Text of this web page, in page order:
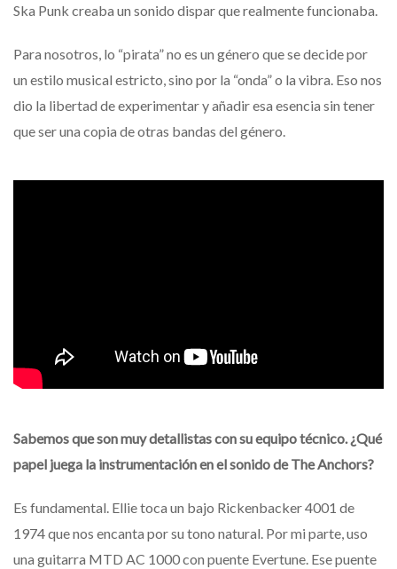
Ska Punk creaba un sonido dispar que realmente funcionaba.
Para nosotros, lo “pirata” no es un género que se decide por
un estilo musical estricto, sino por la “onda” o la vibra. Eso nos
dio la libertad de experimentar y añadir esa esencia sin tener
que ser una copia de otras bandas del género.
Sabemos que son muy detallistas con su equipo técnico. ¿Qué
papel juega la instrumentación en el sonido de The Anchors?
Es fundamental. Ellie toca un bajo Rickenbacker 4001 de
1974 que nos encanta por su tono natural. Por mi parte, uso
una guitarra MTD AC 1000 con puente Evertune. Ese puente